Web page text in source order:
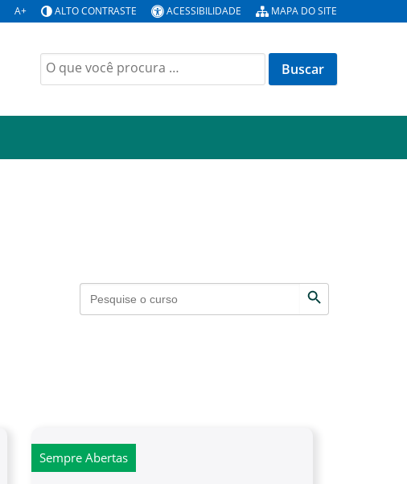
A+ ALTO CONTRASTE ACESSIBILIDADE MAPA DO SITE
Search
for:
Search Button
Sempre Abertas